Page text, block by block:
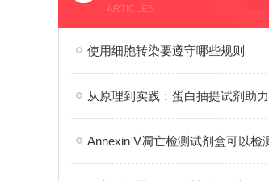
ARTICLES
使用细胞转染要遵守哪些规则